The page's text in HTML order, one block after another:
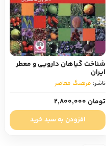
شناخت گیاهان دارویی و معطر
ایران
ناشر: فرهنگ معاصر
تومان 2,800,000
افزودن به سبد خرید